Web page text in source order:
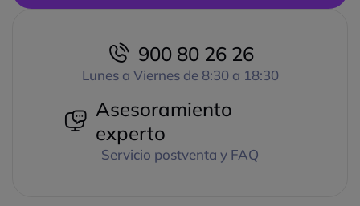
900 80 26 26
Lunes a Viernes de 8:30 a 18:30
Asesoramiento
experto
Servicio postventa y FAQ